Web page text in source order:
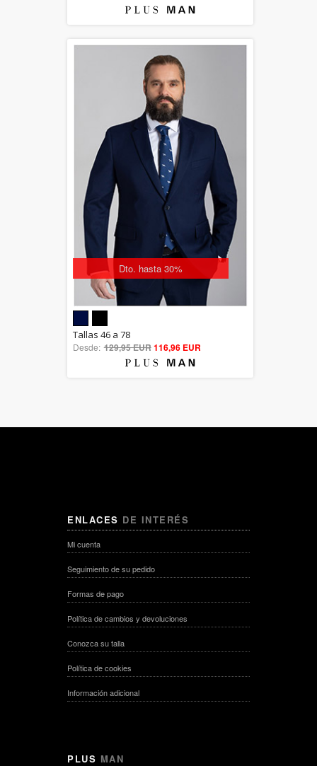
Dto. hasta 30%
out of 5
Tallas 46 a 78
Desde: 129,95 EUR116,96 EUR
ENLACES DE INTERÉS
Mi cuenta
Seguimiento de su pedido
Formas de pago
Política de cambios y devoluciones
Conozca su talla
Política de cookies
Información adicional
PLUS MAN